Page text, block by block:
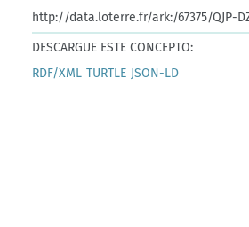
http://data.loterre.fr/ark:/67375/QJP-
DESCARGUE ESTE CONCEPTO:
RDF/XML TURTLE JSON-LD